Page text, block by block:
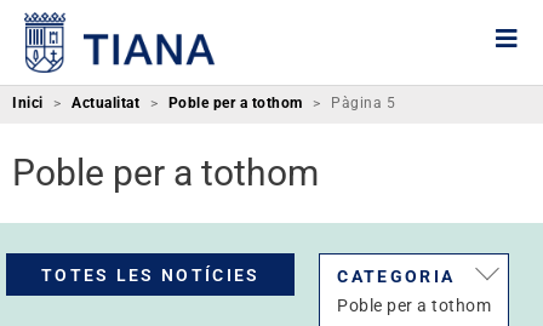
Inici > Actualitat > Poble per a tothom > Pàgina 5
Poble per a tothom
TOTES LES NOTÍCIES
CATEGORIA
Poble per a tothom